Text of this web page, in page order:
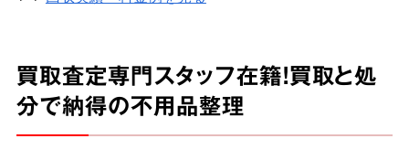
買取査定専門スタッフ在籍！買取と処
分で納得の不用品整理